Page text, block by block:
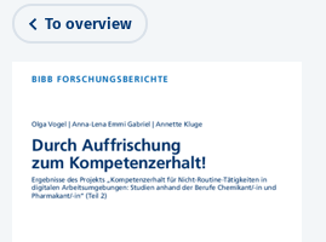
To overview